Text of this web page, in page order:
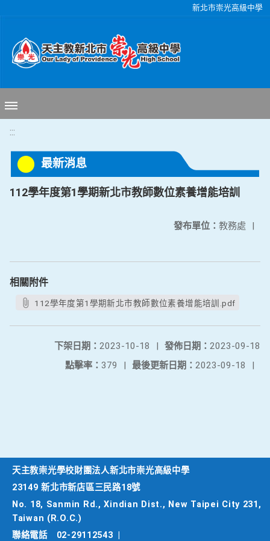
新北市崇光高級中學
:::
最新消息
112學年度第1學期新北市教師數位素養增能培訓
發布單位： 教務處 |
相關附件
112學年度第1學期新北市教師數位素養增能培訓.pdf
發佈日期： 2023-09-18
下架日期： 2023-10-18
|
最後更新日期： 2023-09-18 |
點擊率： 379 |
天主教崇光學校財團法人新北市崇光高級中學
23149 新北市新店區三民路18號
No. 18, Sanmin Rd., Xindian Dist., New Taipei City 231,
Taiwan (R.O.C.)
聯絡電話
02-29112543